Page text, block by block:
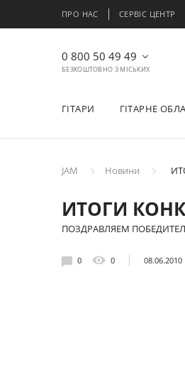
ПРО НАС СЕРВІС ЦЕНТР
0 800 50 49 49
БЕЗКОШТОВНО З МІСЬКИХ
ГІТАРИ ГІТАРНЕ
JAM Новини
ИТОГИ
ПОЗДРАВЛЯЕМ
0 0 08.06.2010